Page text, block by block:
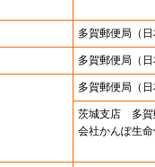
多賀郵便局 （
多賀郵便局 （
多賀郵便局 （
茨城支店 多賀
会社かんぽ生